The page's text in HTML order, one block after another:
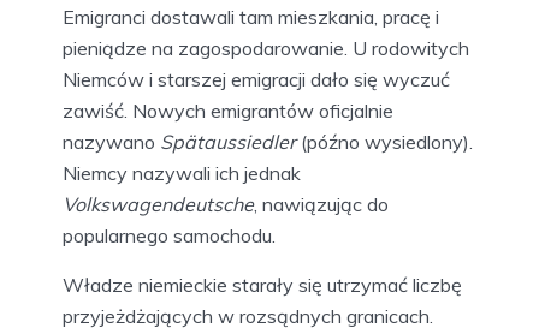
Emigranci dostawali tam mieszkania, pracę i
pieniądze na zagospodarowanie. U rodowitych
Niemców i starszej emigracji dało się wyczuć
zawiść. Nowych emigrantów oficjalnie
nazywano Spätaussiedler(późno wysiedlony).
Niemcy nazywali ich jednak
Volkswagendeutsche, nawiązując do
popularnego samochodu.
Władze niemieckie starały się utrzymać liczbę
przyjeżdżających w rozsądnych granicach.